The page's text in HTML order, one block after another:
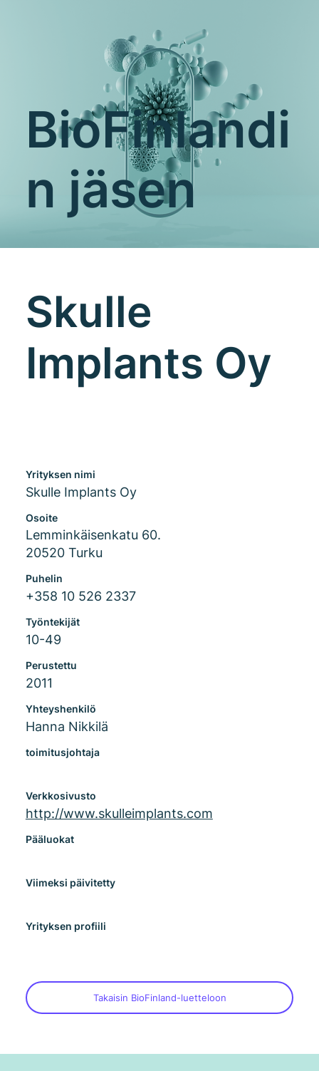
BioFinlandi
n jäsen
Skulle
Implants Oy
Yrityksen nimi
Skulle Implants Oy
Osoite
Lemminkäisenkatu 60.
20520 Turku
Puhelin
+358 10 526 2337
Työntekijät
10-49
Perustettu
2011
Yhteyshenkilö
Hanna Nikkilä
toimitusjohtaja
Verkkosivusto
http://www.skulleimplants.com
Pääluokat
Viimeksi päivitetty
Yrityksen profiili
Takaisin BioFinland-luetteloon